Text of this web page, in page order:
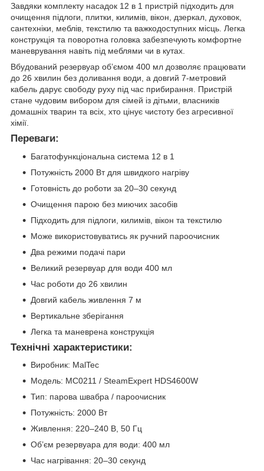
Завдяки комплекту насадок 12 в 1 пристрій підходить для
очищення підлоги, плитки, килимів, вікон, дзеркал, духовок,
сантехніки, меблів, текстилю та важкодоступних місць. Легка
конструкція та поворотна головка забезпечують комфортне
маневрування навіть під меблями чи в кутах.
Вбудований резервуар об’ємом 400 мл дозволяє працювати
до 26 хвилин без доливання води, а довгий 7-метровий
кабель дарує свободу руху під час прибирання. Пристрій
стане чудовим вибором для сімей із дітьми, власників
домашніх тварин та всіх, хто цінує чистоту без агресивної
хімії.
Переваги:
Багатофункціональна система 12 в 1
Потужність 2000 Вт для швидкого нагріву
Готовність до роботи за 20–30 секунд
Очищення парою без миючих засобів
Підходить для підлоги, килимів, вікон та текстилю
Може використовуватись як ручний пароочисник
Два режими подачі пари
Великий резервуар для води 400 мл
Час роботи до 26 хвилин
Довгий кабель живлення 7 м
Вертикальне зберігання
Легка та маневрена конструкція
Технічні характеристики:
Виробник: MalTec
Модель: MC0211 / SteamExpert HDS4600W
Тип: парова швабра / пароочисник
Потужність: 2000 Вт
Живлення: 220–240 В, 50 Гц
Об’єм резервуара для води: 400 мл
Час нагрівання: 20–30 секунд